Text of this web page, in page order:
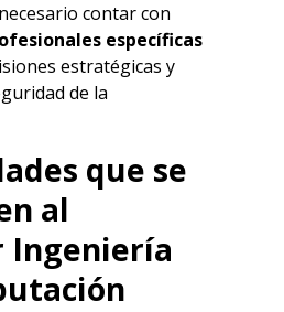
contar con
específicas
estratégicas y
de la
que se
al
Ingeniería